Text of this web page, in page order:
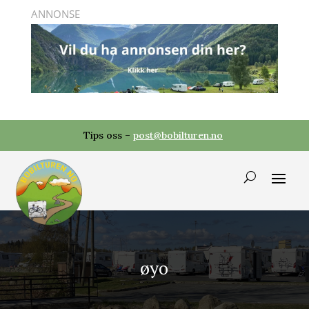
Tips oss – post@bobilturen.no
øyo